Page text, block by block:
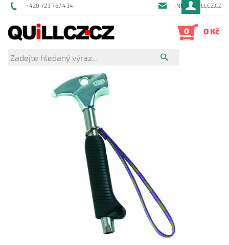
+420 723 767 434 INFO@QUILLCZ.CZ
0 0 Kč